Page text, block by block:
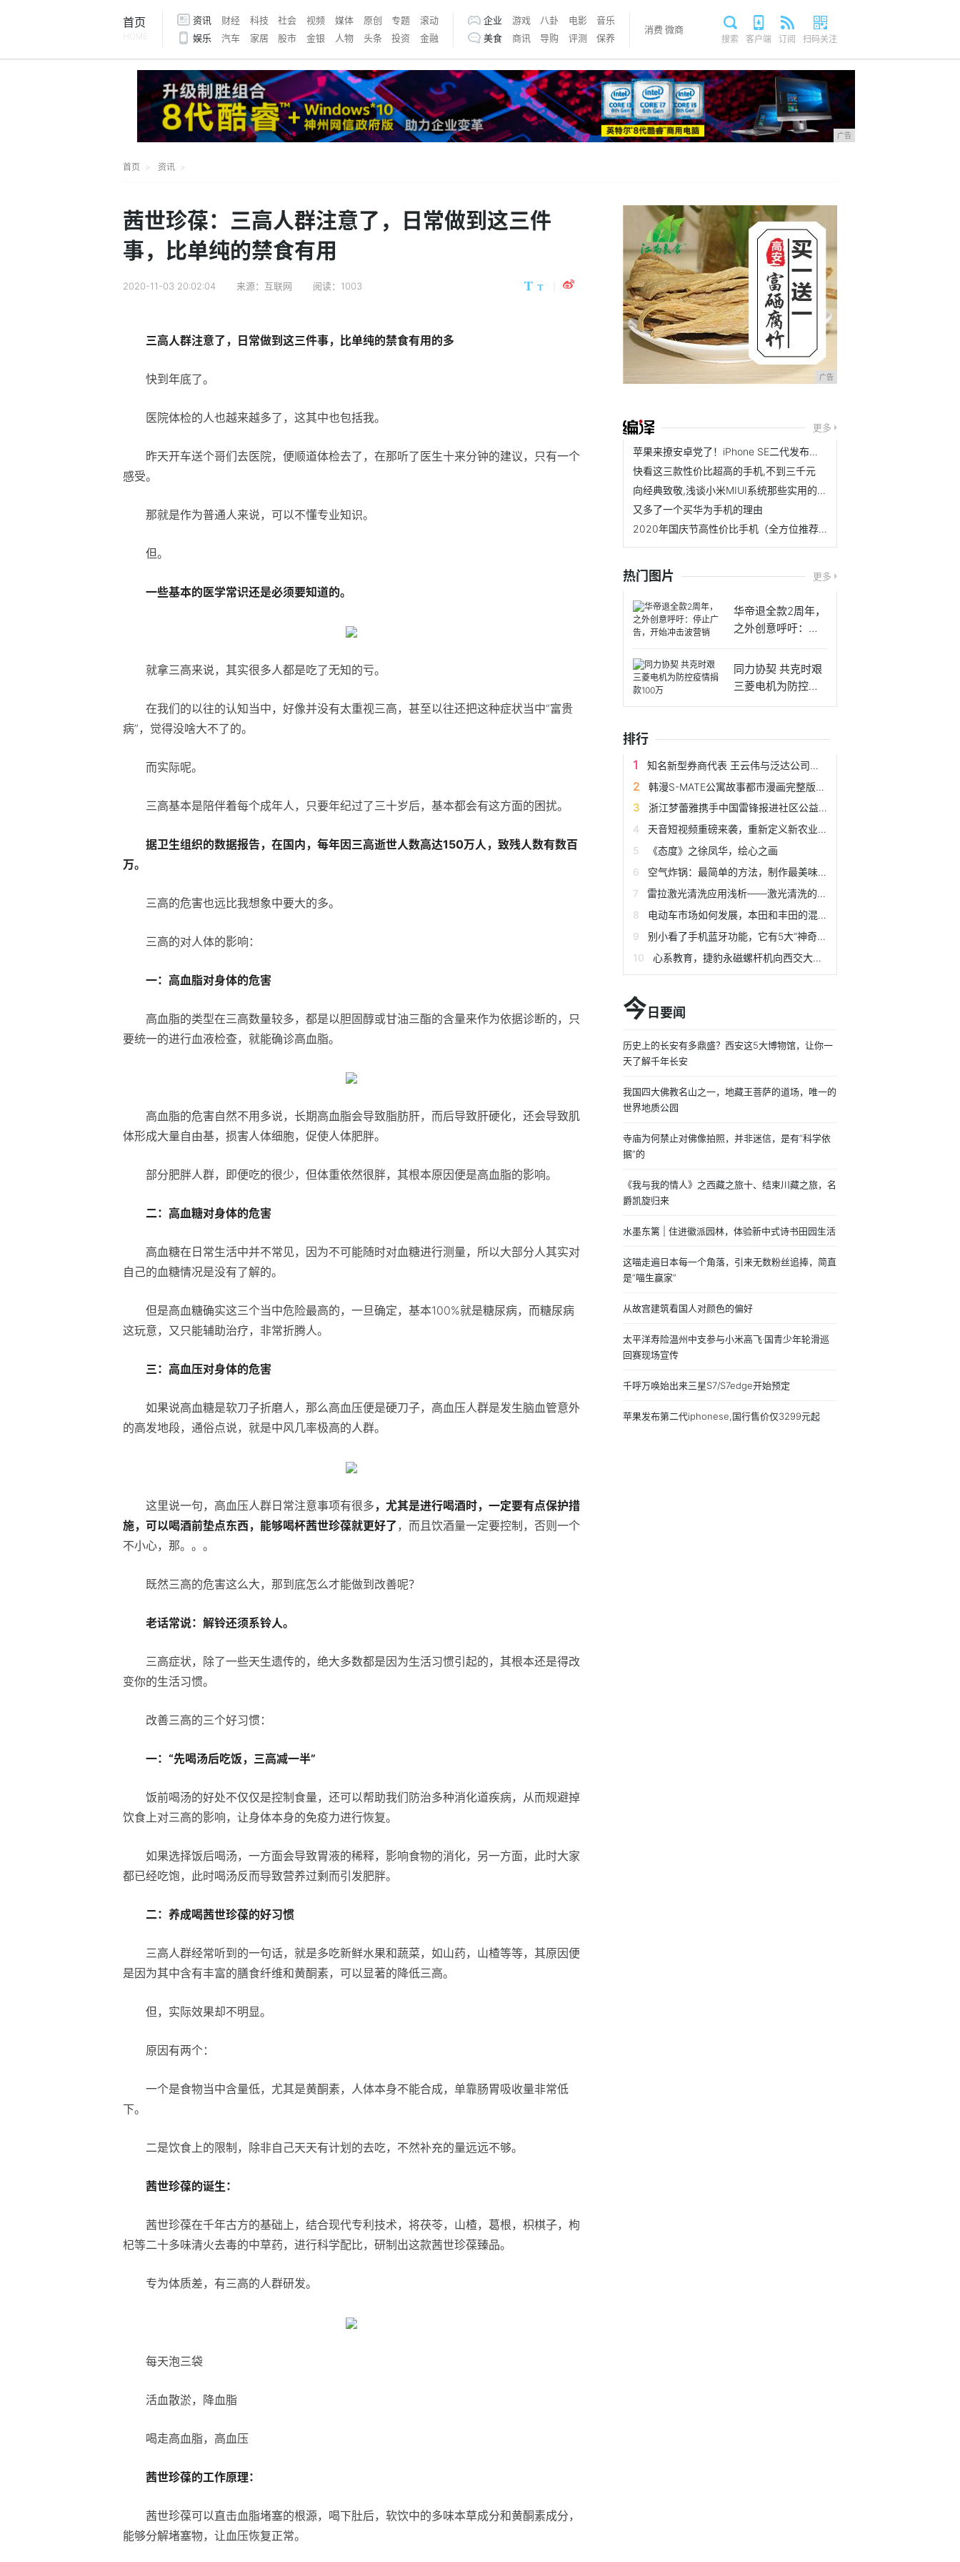
首页
HOME
资讯 财经 科技 社会 视频 媒体 原创 专题
滚动
娱乐
汽车 家居 股市 金银 人物 头条 投资 金融
企业 游戏 八卦 电影
音乐
美食
商讯 导购 评测 保养
消费 微商
搜索 客户端 订阅 扫码关注
广告
首页 资讯
茜世珍葆：三高人群注意了，日常做到这三件
事，比单纯的禁食有用
2020-11-03 20:02:04 来源：互联网 阅读：1003
三高人群注意了，日常做到这三件事，比单纯的禁食有用的多
快到年底了。
医院体检的人也越来越多了，这其中也包括我。
昨天开车送个哥们去医院，便顺道体检去了，在那听了医生十来分钟的建议，只有一个
感受。
那就是作为普通人来说，可以不懂专业知识。
但。
一些基本的医学常识还是必须要知道的。
就拿三高来说，其实很多人都是吃了无知的亏。
在我们的以往的认知当中，好像并没有太重视三高，甚至以往还把这种症状当中“富贵
病”，觉得没啥大不了的。
而实际呢。
三高基本是陪伴着每个成年人，只要年纪过了三十岁后，基本都会有这方面的困扰。
据卫生组织的数据报告， 在国内，每年因三高逝世人数高达150万人，致残人数有数百
万。
三高的危害也远比我想象中要大的多。
三高的对人体的影响：
一： 高血脂对身体的危害
高血脂的类型在三高数量较多，都是以胆固醇或甘油三酯的含量来作为依据诊断的，只
要统一的进行血液检查，就能确诊高血脂。
高血脂的危害自然不用多说，长期高血脂会导致脂肪肝，而后导致肝硬化，还会导致肌
体形成大量自由基，损害人体细胞，促使人体肥胖。
部分肥胖人群，即便吃的很少，但体重依然很胖，其根本原因便是高血脂的影响。
二： 高血糖对身体的危害
高血糖在日常生活中并不常见，因为不可能随时对血糖进行测量，所以大部分人其实对
自己的血糖情况是没有了解的。
但是高血糖确实这三个当中危险最高的，一旦确定，基本100%就是糖尿病，而糖尿病
这玩意，又只能辅助治疗，非常折腾人。
三： 高血压对身体的危害
如果说高血糖是软刀子折磨人，那么高血压便是硬刀子，高血压人群是发生脑血管意外
的高发地段，通俗点说，就是中风几率极高的人群。
这里说一句，高血压人群日常注意事项有很多 ，尤其是进行喝酒时，一定要有点保护措
施，可以喝酒前垫点东西，能够喝杯茜世珍葆就更好了，而且饮酒量一定要控制，否则一个
不小心，那。。。
既然三高的危害这么大，那到底怎么才能做到改善呢？
老话常说：解铃还须系铃人。
三高症状，除了一些天生遗传的，绝大多数都是因为生活习惯引起的，其根本还是得改
变你的生活习惯。
改善三高的三个好习惯：
一： “先喝汤后吃饭， 三高减一半”
饭前喝汤的好处不仅仅是控制食量，还可以帮助我们防治多种消化道疾病，从而规避掉
饮食上对三高的影响，让身体本身的免疫力进行恢复。
如果选择饭后喝汤，一方面会导致胃液的稀释，影响食物的消化，另一方面，此时大家
都已经吃饱，此时喝汤反而导致营养过剩而引发肥胖。
二：养成喝茜世珍葆的好习惯
三高人群经常听到的一句话，就是多吃新鲜水果和蔬菜，如山药，山楂等等，其原因便
是因为其中含有丰富的膳食纤维和黄酮素，可以显著的降低三高。
但，实际效果却不明显。
原因有两个：
一个是食物当中含量低，尤其是黄酮素，人体本身不能合成，单靠肠胃吸收量非常低
下。
二是饮食上的限制，除非自己天天有计划的去吃，不然补充的量远远不够。
茜世珍葆的诞生：
茜世珍葆在千年古方的基础上，结合现代专利技术，将茯苓，山楂，葛根，枳棋子，枸
杞等二十多味清火去毒的中草药，进行科学配比，研制出这款茜世珍葆臻品。
专为体质差，有三高的人群研发。
每天泡三袋
活血散淤，降血脂
喝走高血脂，高血压
茜世珍葆的工作原理：
茜世珍葆可以直击血脂堵塞的根源，喝下肚后，软饮中的多味本草成分和黄酮素成分，
能够分解堵塞物，让血压恢复正常。
广告
更多
苹果来撩安卓党了！iPhone SE二代发布，3299成史上第二便宜果机
快看这三款性价比超高的手机,不到三千元
向经典致敬,浅谈小米MIUI系统那些实用的黑科技
又多了一个买华为手机的理由
2020年国庆节高性价比手机（全方位推荐）
热门图片 更多
华帝退全款2周年，
之外创意呼吁：停
同力协契 共克时艰
三菱电机为防控疫
情捐
排行
知名新型券商代表 王云伟与泛达公司签署中国区域券商合作协议
韩漫S-MATE公寓故事都市漫画完整版免费观看
浙江梦蕾雅携手中国雷锋报进社区公益活动
天音短视频重磅来袭，重新定义新农业，6亿农民新选择！
《态度》之徐凤华，绘心之画
空气炸锅：最简单的方法，制作最美味的美食
雷拉激光清洗应用浅析——激光清洗的光源控制
电动车市场如何发展，本田和丰田的混动系统为什么不能上绿牌？
别小看了手机蓝牙功能，它有5大“神奇”用途！你用过其中几种
心系教育，捷豹永磁螺杆机向西交大再投创新基金
今 日要闻
历史上的长安有多鼎盛？西安这5大博物馆，让你一
天了解千年长安
我国四大佛教名山之一，地藏王菩萨的道场，唯一的
世界地质公园
寺庙为何禁止对佛像拍照，并非迷信，是有“科学依
据”的
《我与我的情人》之西藏之旅十、结束川藏之旅，名
爵凯旋归来
水墨东篱 | 住进徽派园林，体验新中式诗书田园生活
这喵走遍日本每一个角落，引来无数粉丝追捧，简直
是“喵生赢家”
从故宫建筑看国人对颜色的偏好
太平洋寿险温州中支参与小米高飞·国青少年轮滑巡
回赛现场宣传
千呼万唤始出来三星S7/S7edge开始预定
苹果发布第二代iphonese,国行售价仅3299元起